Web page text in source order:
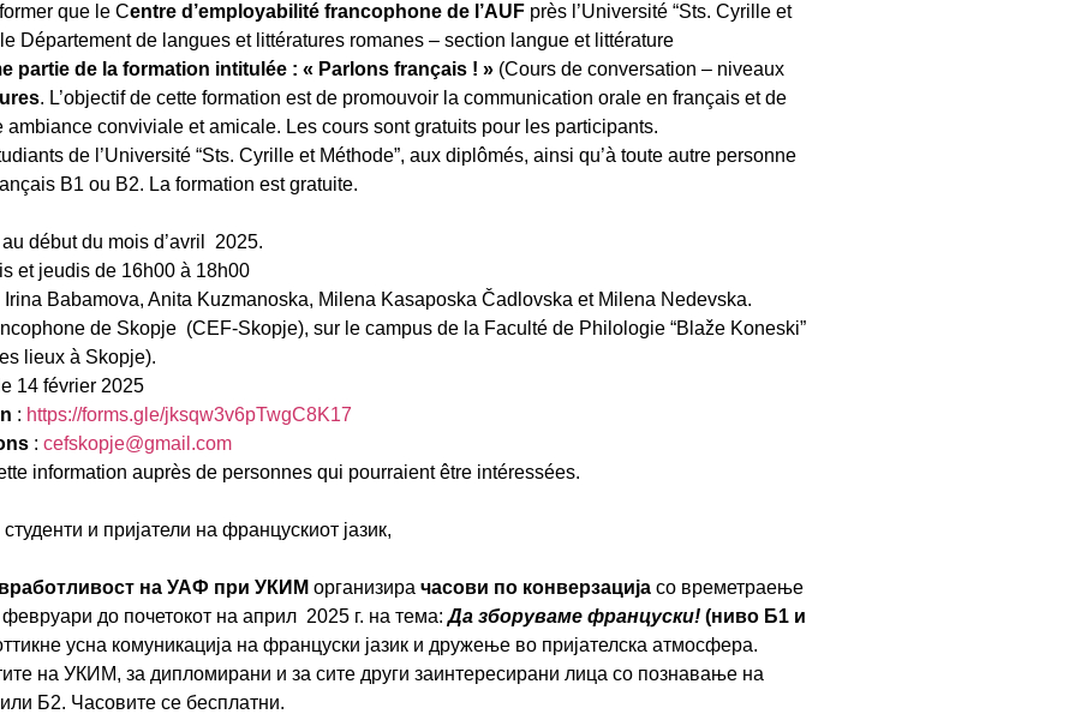
que le Centre d’employabilité francophone de l’AUF près l’Université “Sts. Cyrille et
Département de langues et littératures romanes – section langue et littérature
partie de la formation intitulée : « Parlons français ! » (Cours de conversation – niveaux
. L’objectif de cette formation est de promouvoir la communication orale en français et de
conviviale et amicale. Les cours sont gratuits pour les participants.
de l’Université “Sts. Cyrille et Méthode”, aux diplômés, ainsi qu’à toute autre personne
B1 ou B2. La formation est gratuite.
début du mois d’avril 2025.
et jeudis de 16h00 à 18h00
Babamova, Anita Kuzmanoska, Milena Kasaposka Čadlovska et Milena Nedevska.
de Skopje (CEF-Skopje), sur le campus de la Faculté de Philologie “Blaže Koneski”
lieux à Skopje).
14 février 2025
: https://forms.gle/jksqw3v6pTwgC8K17
: cefskopje@gmail.com
information auprès de personnes qui pourraient être intéressées.
и пријатели на францускиот јазик,
на УАФ при УКИМ организира часови по конверзација со времетраење
до почетокот на април 2025 г. на тема:Да зборуваме француски! (ниво Б1 и
усна комуникација на француски јазик и дружење во пријателска атмосфера.
на УКИМ, за дипломирани и за сите други заинтересирани лица со познавање на
Б2. Часовите се бесплатни.